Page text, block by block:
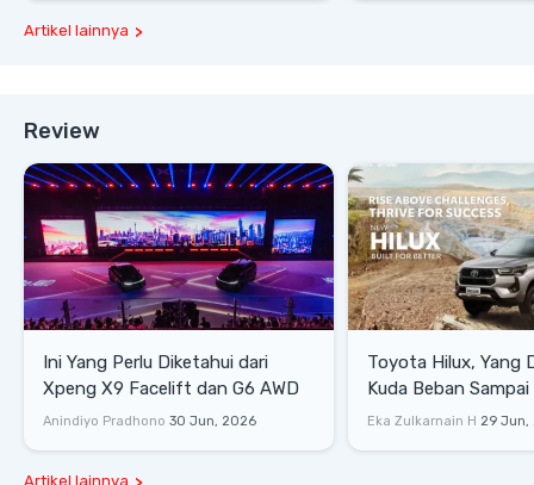
Artikel lainnya
Review
Ini Yang Perlu Diketahui dari
Xpeng X9 Facelift dan G6 AWD
Anindiyo Pradhono 30 Jun, 2026
Toyota Hilux, Yang
Kuda Beban
Lifestyle
Eka Zulkarnain H 29 Jun,
Artikel lainnya